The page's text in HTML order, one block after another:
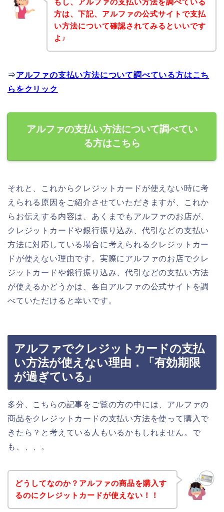
もし、アルファの支払い方法を調べている
方は、下記、アルファの公式サイトで支払
い方法について確認されてみるといいです
よ♪
⇒アルファの支払い方法について調べている方はこち
らをクリック
アルファの支払い方法について調べてい
る方はこちら
それと、これからクレジットカードが使えない時に考
えられる原因をご紹介させていただきますが、これか
らお伝えする内容は、あくまでもアルファのお店が、
クレジットカードや銀行振り込み、代引などの支払い
方法に対応している場合に考えられるクレジットカー
ドが使えない理由です。実際にアルファのお店でクレ
ジットカードや銀行振り込み、代引などの支払い方法
が使えるかどうかは、各自アルファの公式サイトを調
べていただけると幸いです。
アルファでクレジットカードの支払
い方法が使えない理由．「有効期限
が過ぎている」
多分、こちらの記事をご覧の方の中には、アルファの
商品をクレジットカードの支払い方法を使って購入で
きたら？と考えている人もいるかもしれません。で
も、、、。
どうしてなのか？アルファの商品を購入す
るのにクレジットカードが使えない！！